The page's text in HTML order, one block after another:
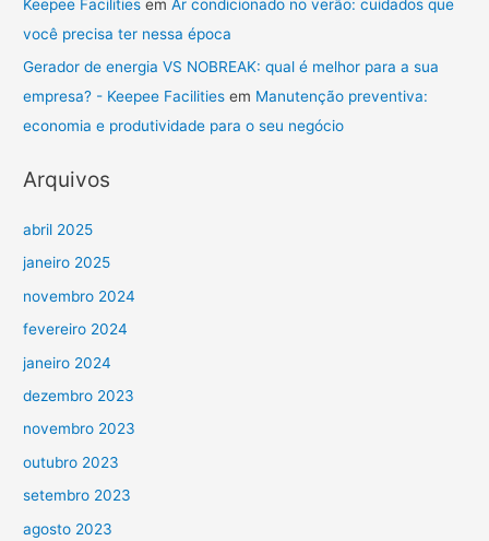
Keepee Facilities emAr condicionado no verão: cuidados que
você precisa ter nessa época
Gerador de energia VS NOBREAK: qual é melhor para a sua
empresa? - Keepee Facilities em Manutenção preventiva:
economia e produtividade para o seu negócio
Arquivos
abril 2025
janeiro 2025
novembro 2024
fevereiro 2024
janeiro 2024
dezembro 2023
novembro 2023
outubro 2023
setembro 2023
agosto 2023